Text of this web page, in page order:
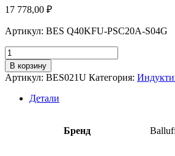
17 778,00 ₽
Артикул: BES Q40KFU-PSC20A-S04G
Количество
товара
Индуктивный
датчик
Balluff
В корзину
Артикул: BES021U Категория:
Детали
Бренд